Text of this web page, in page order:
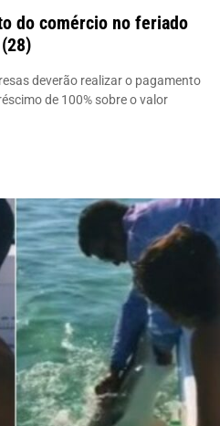
do comércio no feriado
deverão realizar o pagamento
de 100% sobre o valor